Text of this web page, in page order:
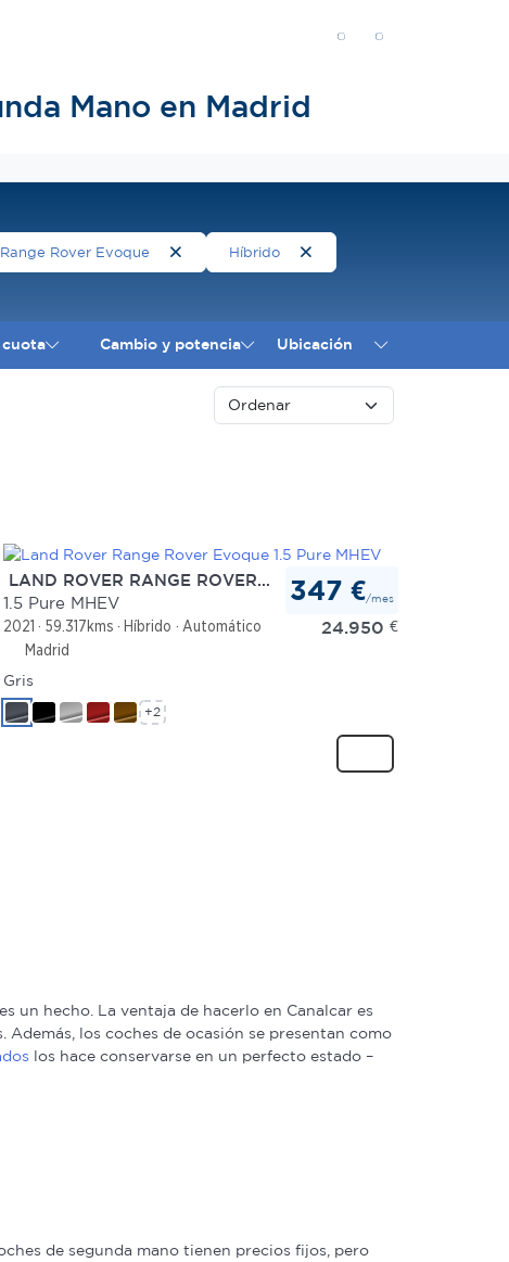
Mano en Madrid
Range Rover Evoque Híbrido
cuota Cambio y potencia Ubicación
LAND ROVER RANGE ROVER EVOQUE
1.5 Pure MHEV
2021 59.317kms Híbrido
Automático
Madrid
347 €/mes
24.950 €
Gris
+2
un hecho. La ventaja de hacerlo en Canalcar es
los coches de ocasión se presentan como
los hace conservarse en un perfecto estado –
de segunda mano tienen precios fijos, pero